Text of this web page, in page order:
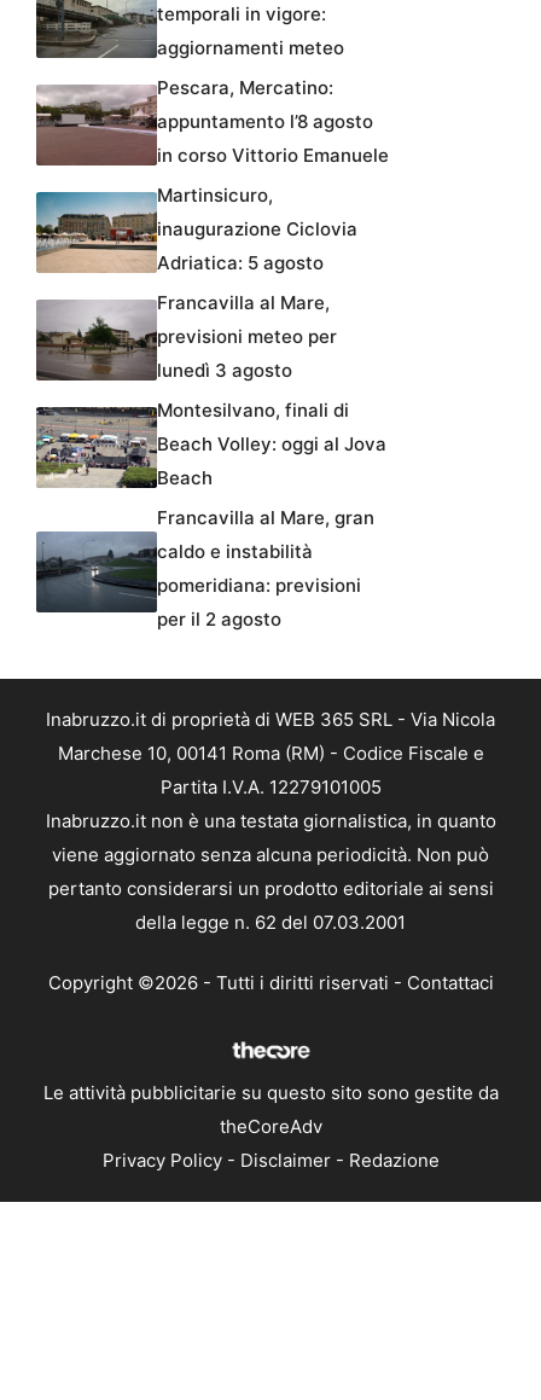
temporali in vigore:
aggiornamenti meteo
Pescara, Mercatino:
appuntamento l’8 agosto
in corso Vittorio Emanuele
Martinsicuro,
inaugurazione Ciclovia
Adriatica: 5 agosto
Francavilla al Mare,
previsioni meteo per
lunedì 3 agosto
Montesilvano, finali di
Beach Volley: oggi al Jova
Beach
Francavilla al Mare, gran
caldo e instabilità
pomeridiana: previsioni
per il 2 agosto
Inabruzzo.it di proprietà di WEB 365 SRL - Via Nicola
Marchese 10, 00141 Roma (RM) - Codice Fiscale e
Partita I.V.A. 12279101005
Inabruzzo.it non è una testata giornalistica, in quanto
viene aggiornato senza alcuna periodicità. Non può
pertanto considerarsi un prodotto editoriale ai sensi
della legge n. 62 del 07.03.2001
Copyright ©2026 - Tutti i diritti riservati - Contattaci
Le attività pubblicitarie su questo sito sono gestite da
theCoreAdv
Privacy Policy- Disclaimer- Redazione